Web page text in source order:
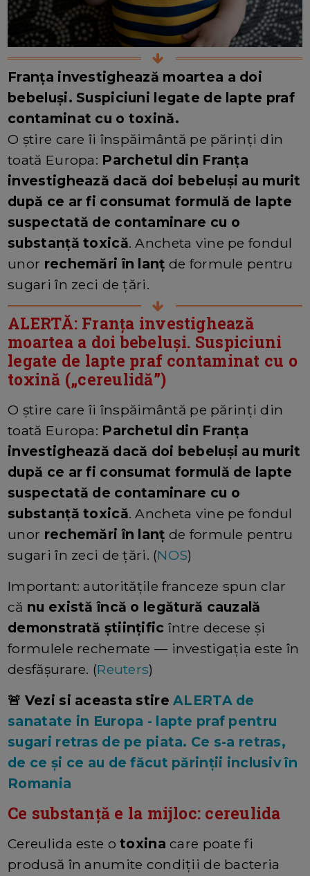
Franța investighează moartea a doi
bebeluși. Suspiciuni legate de lapte praf
contaminat cu o toxină.
O știre care îi înspăimântă pe părinți din
toată Europa: Parchetul din Franța
investighează dacă doi bebeluși au murit
după ce ar fi consumat formulă de lapte
suspectată de contaminare cu o
substanță toxică. Ancheta vine pe fondul
unor rechemări în lanț de formule pentru
sugari în zeci de țări.
ALERTĂ: Franța investighează
moartea a doi bebeluși. Suspiciuni
legate de lapte praf contaminat cu o
toxină („cereulidă”)
O știre care îi înspăimântă pe părinți din
toată Europa: Parchetul din Franța
investighează dacă doi bebeluși au murit
după ce ar fi consumat formulă de lapte
suspectată de contaminare cu o
substanță toxică. Ancheta vine pe fondul
unor rechemări în lanț de formule pentru
sugari în zeci de țări. (NOS)
Important: autoritățile franceze spun clar
că nu există încă o legătură cauzală
demonstrată științific între decese și
formulele rechemate — investigația este în
desfășurare. (Reuters)
🚨 Vezi si aceasta stireALERTA de
sanatate in Europa - lapte praf pentru
sugari retras de pe piata. Ce s-a retras,
de ce și ce au de făcut părinții inclusiv în
Romania
Ce substanță e la mijloc: cereulida
Cereulida este otoxina care poate fi
produsă în anumite condiții de bacteria